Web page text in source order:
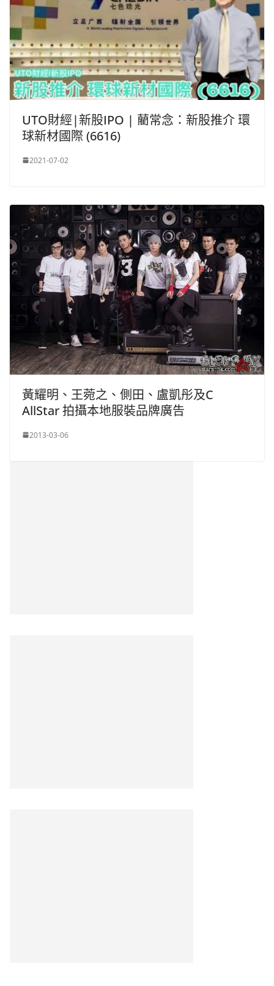
UTO財經|新股IPO | 藺常念：新股推介 環
球新材國際 (6616)
2021-07-02
黃耀明、王菀之、側田、盧凱彤及C
AllStar 拍攝本地服裝品牌廣告
2013-03-06